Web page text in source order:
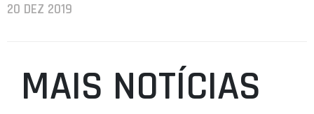
20 DEZ 2019
MAIS NOTÍCIAS